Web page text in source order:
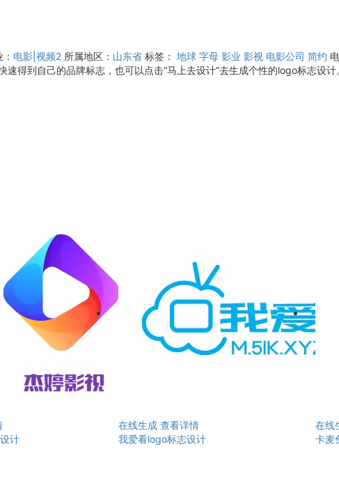
电影|视频2 所属地区： 山东省 标签： 地球 字母 影业 影视 电影公司 简约
得到自己的品牌标志，也可以点击“马上去设计”去生成个性的logo标志设计
计
在线生成 查看详情
我爱看logo标志设计
在线
卡麦